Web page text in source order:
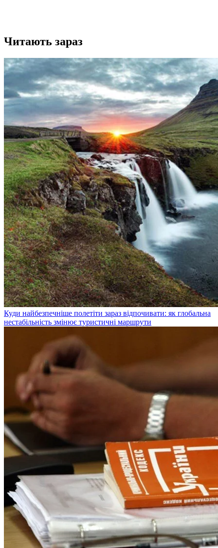
Читають зараз
Куди найбезпечніше полетіти зараз відпочивати: як глобальна
нестабільність змінює туристичні маршрути